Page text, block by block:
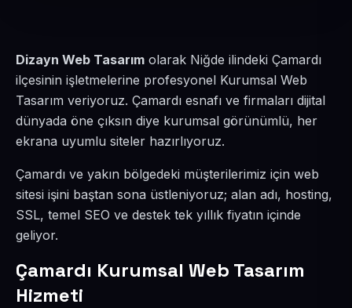
Dizayn Web Tasarım olarak Niğde ilindeki Çamardı
ilçesinin işletmelerine profesyonel Kurumsal Web
Tasarım veriyoruz. Çamardı esnafı ve firmaları dijital
dünyada öne çıksın diye kurumsal görünümlü, her
ekrana uyumlu siteler hazırlıyoruz.
Çamardı ve yakın bölgedeki müşterilerimiz için web
sitesi işini baştan sona üstleniyoruz; alan adı, hosting,
SSL, temel SEO ve destek tek yıllık fiyatın içinde
geliyor.
Çamardı Kurumsal Web Tasarım
Hizmeti